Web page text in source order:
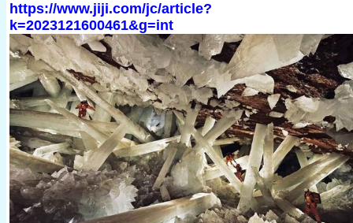
https://www.jiji.com/jc/article?
k=2023121600461&g=int